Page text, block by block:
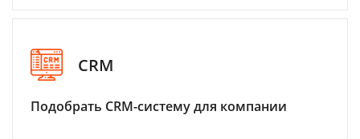
CRM
Подобрать CRM-систему для компании